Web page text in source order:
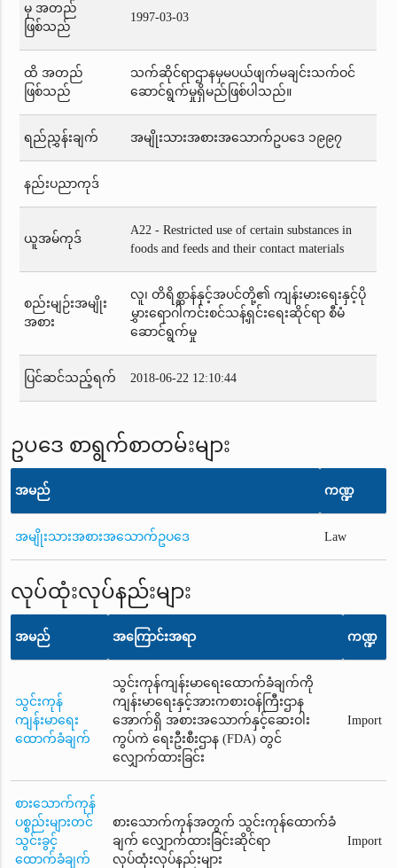
မှ အတည်
ဖြစ်သည်
1997-03-03
ထိ အတည်
ဖြစ်သည်
သက်ဆိုင်ရာဌာနမှမပယ်ဖျက်မချင်းသက်ဝင်
ဆောင်ရွက်မှုရှိမည်ဖြစ်ပါသည်။
ရည်ညွှန်းချက် အမျိုးသားအစားအသောက်ဥပဒေ ၁၉၉၇
နည်းပညာကုဒ်
ယူအမ်ကုဒ်
A22 - Restricted use of certain substances in
foods and feeds and their contact materials
စည်းမျဉ်းအမျိုး
အစား
လူ၊ တိရိစ္ဆာန်နှင့်အပင်တို့၏ ကျန်းမားရေးနှင့်ပို
မွှားရောဂါကင်းစင်သန့်ရှင်းရေးဆိုင်ရာ စီမံ
ဆောင်ရွက်မှု
ပြင်ဆင်သည့်ရက် 2018-06-22 12:10:44
ဥပဒေ စာရွက်စာတမ်းများ
အမည် ကဏ္ဍ
အမျိုးသားအစားအသောက်ဥပဒေ Law
လုပ်ထုံးလုပ်နည်းများ
အမည် အကြောင်းအရာ ကဏ္ဍ
သွင်းကုန်
ကျန်းမာရေး
ထောက်ခံချက်
သွင်းကုန်ကျန်းမာရေးထောက်ခံချက်ကို
ကျန်းမာရေးနှင့်အားကစားဝန်ကြီးဌာန
အောက်ရှိ အစားအသောက်နှင့်ဆေးဝါး
ကွပ်ကဲ ရေးဦးစီးဌာန (FDA) တွင်
လျှောက်ထားခြင်း
Import
စားသောက်ကုန်
ပစ္စည်းများတင်
သွင်းခွင့်
ထောက်ခံချက်
စားသောက်ကုန်အတွက် သွင်းကုန်ထောက်ခံ
ချက် လျှောက်ထားခြင်းဆိုင်ရာ
လုပ်ထုံးလုပ်နည်းများ
Import